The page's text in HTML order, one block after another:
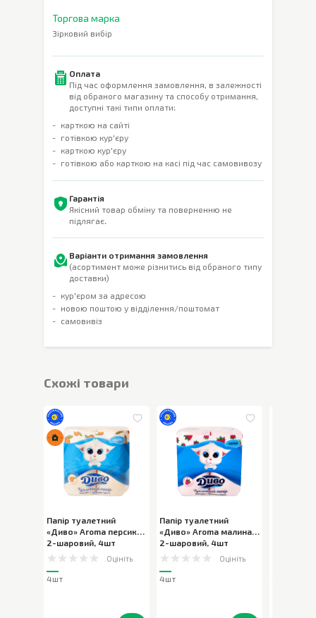
Торгова марка
Зірковий вибір
Оплата
Під час оформлення замовлення, в залежності
від обраного магазину та способу отримання,
доступні такі типи оплати:
карткою на сайті
готівкою кур'єру
карткою кур'єру
готівкою або карткою на касі під час самовивозу
Гарантія
Якісний товар обміну та поверненню не
підлягає.
Варіанти отримання замовлення
(асортимент може різнитись від обраного типу
доставки)
кур'єром за адресою
новою поштою у відділення/поштомат
самовивіз
Cхожі товари
Папір туалетний
«Диво» Aroma персик
2-шаровий, 4шт
Оцініть
4шт
Папір туалетний
«Диво» Aroma малина
2-шаровий, 4шт
Оцініть
4шт